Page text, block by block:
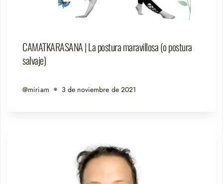
CAMATKARASANA | La postura maravillosa (o postura
salvaje)
@miriam 3 de noviembre de 2021